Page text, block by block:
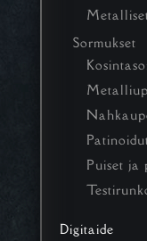
Sormukset
Puiset ja
Digitaide